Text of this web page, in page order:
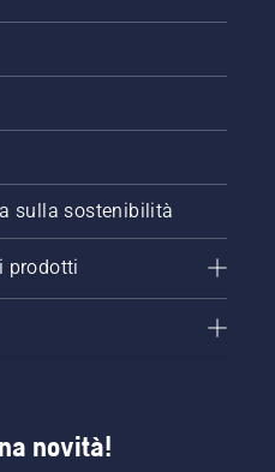
sulla sostenibilità
prodotti
novità!